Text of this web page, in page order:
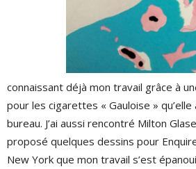
connaissant déjà mon travail grâce à
pour les cigarettes « Gauloise »
bureau. J’ai aussi rencontré Milton
proposé quelques dessins pour
New York que mon travail s’est